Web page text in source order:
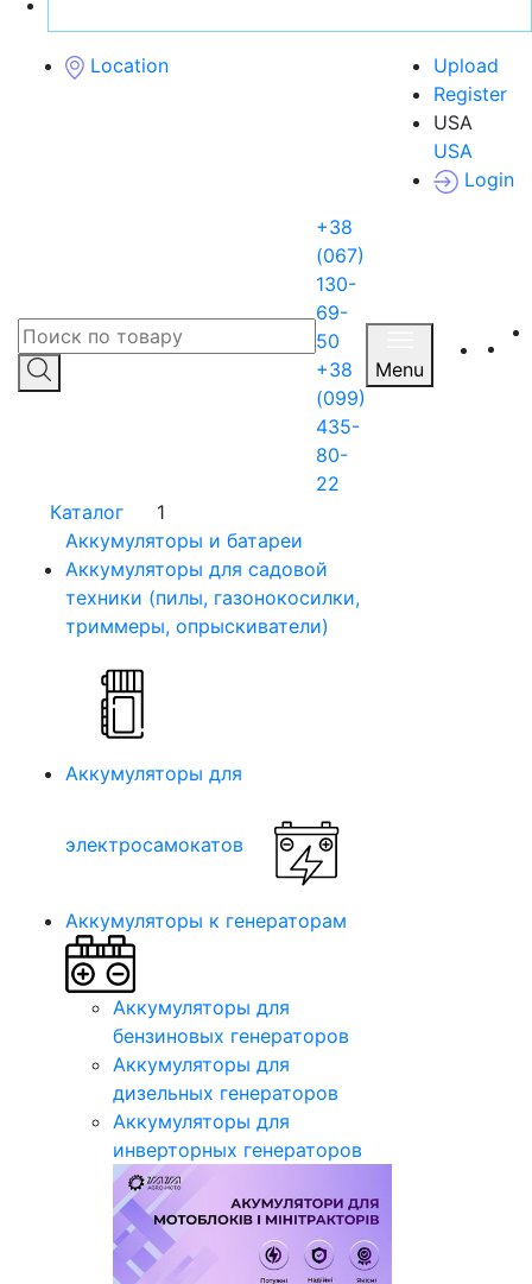
Location
Upload
Register
USA
USA
Login
+38
(067)
130-
69-
50
+38
(099)
435-
80-
22
Menu
Каталог
1
Аккумуляторы и батареи
Аккумуляторы для садовой
техники (пилы, газонокосилки,
триммеры, опрыскиватели)
Аккумуляторы для
электросамокатов
Аккумуляторы к генераторам
Аккумуляторы для
бензиновых генераторов
Аккумуляторы для
дизельных генераторов
Аккумуляторы для
инверторных генераторов